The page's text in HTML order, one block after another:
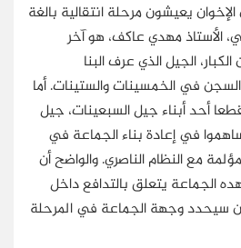
يعيشون مرحلة انتقالية بالغة
الأستاذ مهدي عاكف، هو آخر
الجيل الذي عرف البنا
في الخمسينات والستينات. أما
أحد أبناء جيل السبعينات، جيل
في إعادة بناء الجماعة في
مع النظام الناصري. والواضح أن
الجماعة يتعلق بالتدافع داخل
سيحدد وجهة الجماعة في المرحلة